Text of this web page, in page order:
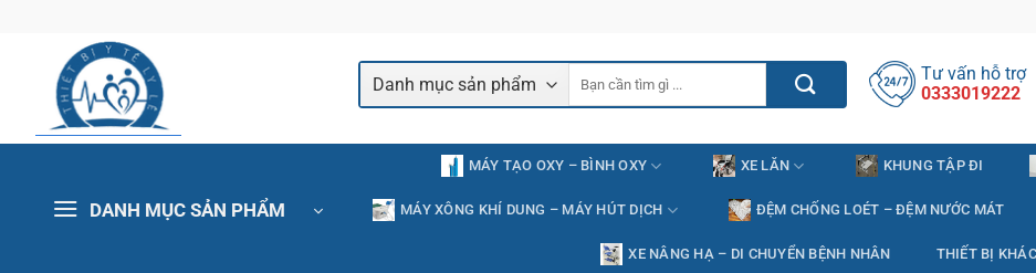
Tư vấn hỗ trợ
0333019222
DANH MỤC SẢN PHẨM
MÁY TẠO OXY – BÌNH OXY XE LĂN KHUNG TẬP ĐI
MÁY XÔNG KHÍ DUNG – MÁY HÚT DỊCH ĐỆM CHỐNG LOÉT – ĐỆM NƯỚC MÁT
XE NÂNG HẠ – DI CHUYỂN BỆNH NHÂN THIẾT BỊ KHÁC